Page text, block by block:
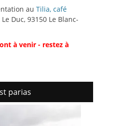
au Tilia, café
Duc, 93150 Le Blanc-
à venir - restez à
parias